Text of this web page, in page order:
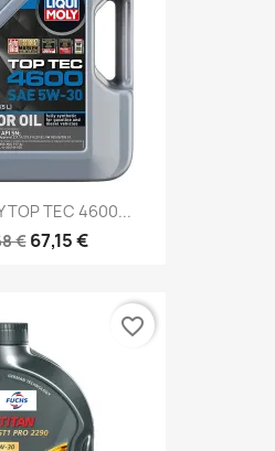
TOP TEC 4600...
€ 67,15 €
favorite_border